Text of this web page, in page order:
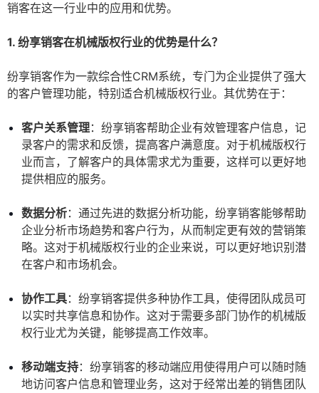
销客在这一行业中的应用和优势。
1. 纷享销客在机械版权行业的优势是什么？
纷享销客作为一款综合性CRM系统，专门为企业提供了强大
的客户管理功能，特别适合机械版权行业。其优势在于：
客户关系管理：纷享销客帮助企业有效管理客户信息，记
录客户的需求和反馈，提高客户满意度。对于机械版权行
业而言，了解客户的具体需求尤为重要，这样可以更好地
提供相应的服务。
数据分析：通过先进的数据分析功能，纷享销客能够帮助
企业分析市场趋势和客户行为，从而制定更有效的营销策
略。这对于机械版权行业的企业来说，可以更好地识别潜
在客户和市场机会。
协作工具：纷享销客提供多种协作工具，使得团队成员可
以实时共享信息和协作。这对于需要多部门协作的机械版
权行业尤为关键，能够提高工作效率。
移动端支持：纷享销客的移动端应用使得用户可以随时随
地访问客户信息和管理业务，这对于经常出差的销售团队